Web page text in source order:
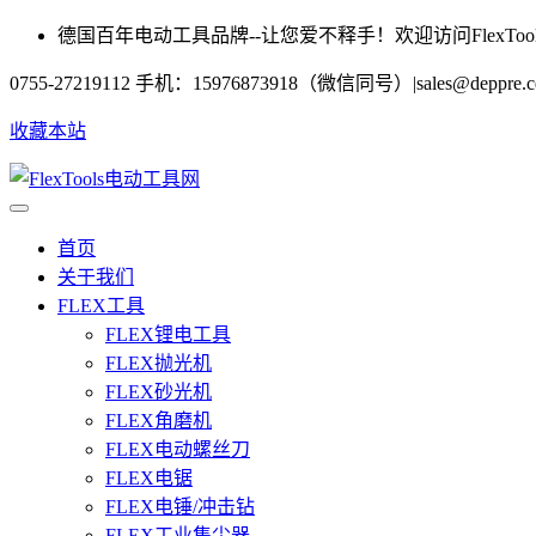
德国百年电动工具品牌--让您爱不释手！欢迎访问
0755-27219112 手机：15976873918（微信同号） |
收藏本站
首页
关于我们
FLEX工具
FLEX锂电工具
FLEX抛光机
FLEX砂光机
FLEX角磨机
FLEX电动螺丝刀
FLEX电锯
FLEX电锤/冲击钻